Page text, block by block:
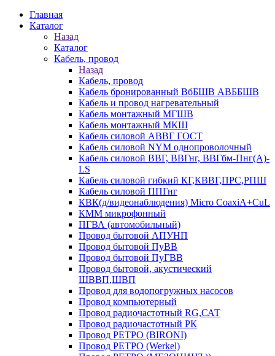
Главная
Каталог
Назад
Каталог
Кабель, провод
Назад
Кабель, провод
Кабель бронированный ВбБШВ АВББШВ
Кабель и провод нагревательный
Кабель монтажный МГШВ
Кабель монтажный МКШ
Кабель силовой АВВГ ГОСТ
Кабель силовой NYM однопроволочный
Кабель силовой ВВГ, ВВГнг, ВВГбм-Пнг(А)-
LS
Кабель силовой гибкий КГ,КВВГ,ПРС,РПШ
Кабель силовой ППГнг
КВК(д/видеонаблюдения) Micro CoaxiA+CuL
КММ микрофонный
ПГВА (автомобильный)
Провод бытовой АПУНП
Провод бытовой ПуВВ
Провод бытовой ПуГВВ
Провод бытовой, акустический
ШВВП,ШВП
Провод для водопогружных насосов
Провод компьютерный
Провод радиочастотный RG,САТ
Провод радиочастотный РК
Провод РЕТРО (BIRONI)
Провод РЕТРО (Werkel)